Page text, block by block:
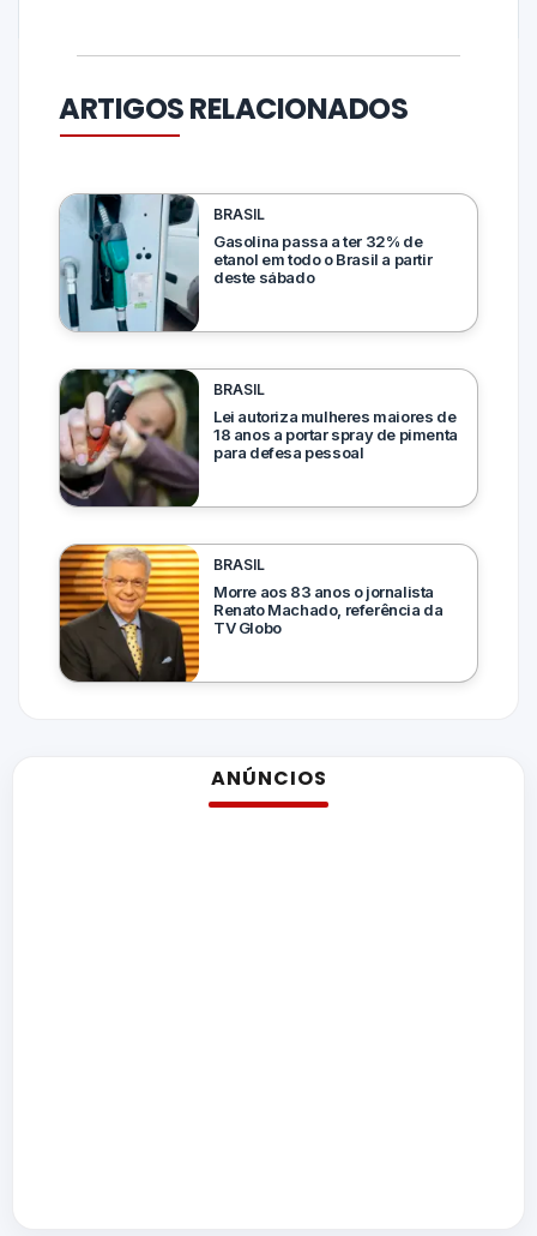
ARTIGOS RELACIONADOS
BRASIL
Gasolina passa a ter 32% de
etanol em todo o Brasil a partir
deste sábado
BRASIL
Lei autoriza mulheres maiores de
18 anos a portar spray de pimenta
para defesa pessoal
BRASIL
Morre aos 83 anos o jornalista
Renato Machado, referência da
TV Globo
ANÚNCIOS